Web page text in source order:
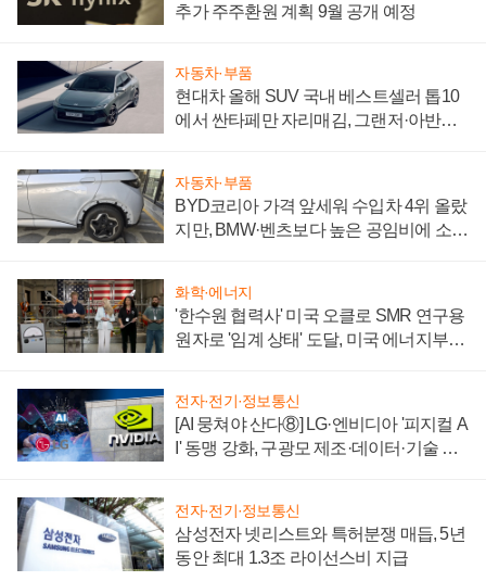
추가 주주환원 계획 9월 공개 예정
자동차·부품
현대차 올해 SUV 국내 베스트셀러 톱10
에서 싼타페만 자리매김, 그랜저·아반떼
자동차·부품
BYD코리아 가격 앞세워 수입차 4위 올랐
지만, BMW·벤츠보다 높은 공임비에 소비
화학·에너지
'한수원 협력사' 미국 오클로 SMR 연구용
원자로 '임계 상태' 도달, 미국 에너지부
전자·전기·정보통신
[AI 뭉쳐야 산다⑧] LG·엔비디아 '피지컬 A
I' 동맹 강화, 구광모 제조·데이터·기술 결
전자·전기·정보통신
삼성전자 넷리스트와 특허분쟁 매듭, 5년
동안 최대 1.3조 라이선스비 지급